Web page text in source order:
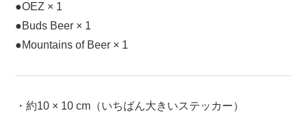
●OEZ × 1
●Buds Beer × 1
●Mountains of Beer × 1
・約10 × 10 cm（いちばん大きいステッカー）